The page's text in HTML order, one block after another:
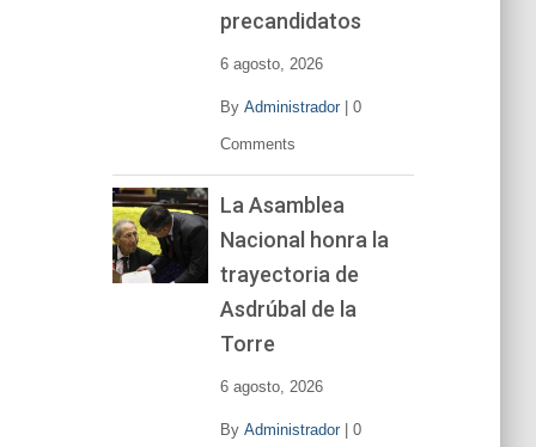
precandidatos
6 agosto, 2026
By Administrador| 0
Comments
La Asamblea
Nacional honra la
trayectoria de
Asdrúbal de la
Torre
6 agosto, 2026
By Administrador| 0